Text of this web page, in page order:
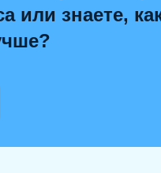
или знаете,